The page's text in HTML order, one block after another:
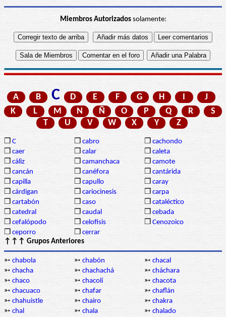
Miembros Autorizadossolamente:
A B C D E F G H I
J
K
L M N Ñ O P Q R
S
T
U V W X Y Z
❒ C ❒ cabro ❒ cachondo
❒ caer ❒ calar ❒ caleta
❒ cáliz ❒ camanchaca ❒ camote
❒ cancán ❒ canéfora ❒ cantárida
❒ capilla ❒ capullo ❒ caray
❒ cárdigan ❒ cariocinesis ❒ carpa
❒ cartabón ❒ caso ❒ cataléctico
❒ catedral ❒ caudal ❒ cebada
❒ cefalópodo ❒ celofisis ❒ Cenozoico
❒ ceporro ❒ cerrar
↑↑↑ Grupos Anteriores
➳ chabola ➳ chabón ➳ chacal
➳ chacha ➳ chachachá ➳ cháchara
➳ chaco ➳ chacolí ➳ chacota
➳ chacuaco ➳ chafar ➳ chaflán
➳ chahuistle ➳ chairo ➳ chakra
➳ chal ➳ chala ➳ chalado